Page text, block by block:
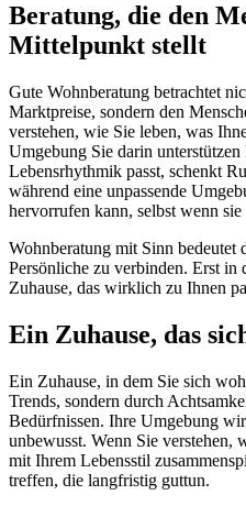
Beratung, die den
Mittelpunkt stellt
Gute Wohnberatung betrachtet
Marktpreise, sondern den
verstehen, wie Sie leben, was
Umgebung Sie darin
Lebensrhythmik passt, schenkt
während eine unpassende
hervorrufen kann, selbst wenn
Wohnberatung mit Sinn bedeutet
Persönliche zu verbinden. Erst in
Zuhause, das wirklich zu Ihnen
Ein Zuhause, das
Ein Zuhause, in dem Sie sich
Trends, sondern durch
Bedürfnissen. Ihre Umgebung
unbewusst. Wenn Sie verstehen,
mit Ihrem Lebensstil
treffen, die langfristig guttun.